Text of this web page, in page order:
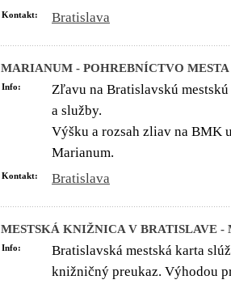
Kontakt: Bratislava
MARIANUM - POHREBNÍCTVO
Info:
Zľavu na Bratislavskú
a služby.
Výšku a rozsah zliav na BMK
Marianum.
Kontakt: Bratislava
MESTSKÁ KNIŽNICA V BRATISLAVE -
Info:
Bratislavská mestská karta
knižničný preukaz. Výhodou